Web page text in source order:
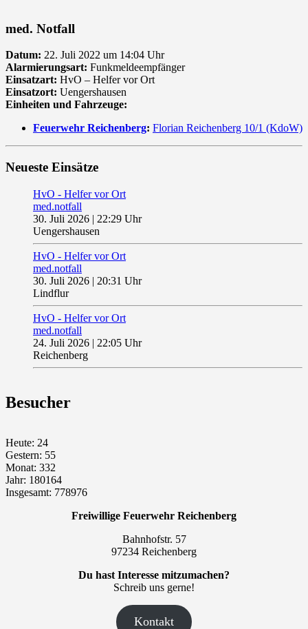
med. Notfall
Datum: 22. Juli 2022 um 14:04 Uhr
Alarmierungsart: Funkmeldeempfänger
Einsatzart: HvO – Helfer vor Ort
Einsatzort: Uengershausen
Einheiten und Fahrzeuge:
Feuerwehr Reichenberg: Florian Reichenberg 10/1 (KdoW)
Neueste Einsätze
HvO - Helfer vor Ort
med.notfall
30. Juli 2026 | 22:29 Uhr
Uengershausen
HvO - Helfer vor Ort
med.notfall
30. Juli 2026 | 20:31 Uhr
Lindflur
HvO - Helfer vor Ort
med.notfall
24. Juli 2026 | 22:05 Uhr
Reichenberg
Besucher
Heute: 24
Gestern: 55
Monat: 332
Jahr: 180164
Insgesamt: 778976
Freiwillige Feuerwehr Reichenberg
Bahnhofstr. 57
97234 Reichenberg
Du hast Interesse mitzumachen?
Schreib uns gerne!
Kontakt